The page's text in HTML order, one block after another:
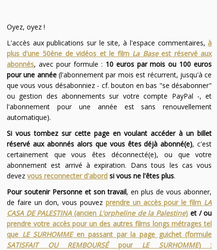
Oyez, oyez !
L'accès aux publications sur le site, à l'espace commentaires,à
plus d'une 50ène de vidéos et le film La Baseest réservé aux
abonnés, avec pour formule : 10 euros par mois ou 100 euros
pour une année(l'abonnement par mois est récurrent, jusqu'à ce
que vous vous désabonniez - cf. bouton en bas "se désabonner"
ou gestion des abonnements sur votre compte PayPal -, et
l'abonnement pour une année est sans renouvellement
automatique).
Si vous tombez sur cette page en voulant accéder à un billet
réservé aux abonnés alors que vous êtes déjà abonné(e), c'est
certainement que vous êtes déconnecté(e), ou que votre
abonnement est arrivé à expiration. Dans tous les cas vous
devez vous reconnecter d'abordsi vous ne l'êtes plus.
Pour soutenir Personne et son travail, en plus de vous abonner,
de faire un don, vous pouvez prendre un accès pour le film LA
CASA DE PALESTINA(ancien L'orpheline de la Palestine) et / ou
prendre votre accès pour un des autres films longs métrages tel
que LE SURHOMMEen passant par la page guichet (formule
SATISFAIT OU REMBOURSÉpour LE SURHOMME) :